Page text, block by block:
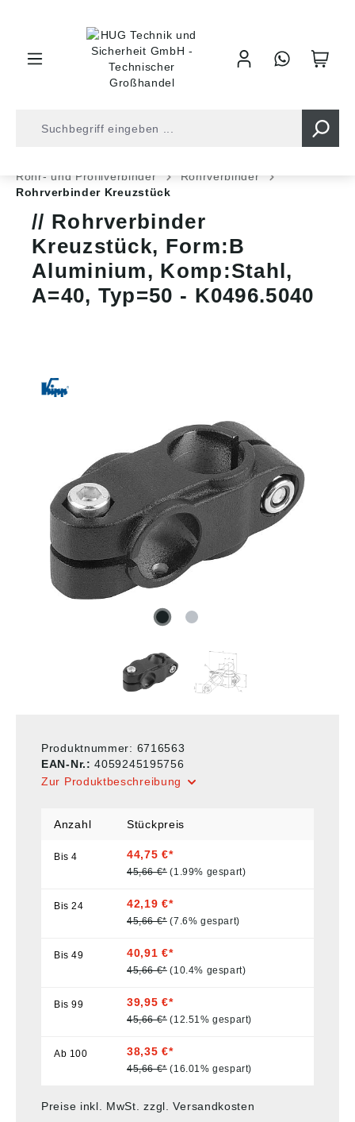
Rohr- und Profilverbinder
Rohrverbinder
Rohrverbinder Kreuzstück
Rohrverbinder
Kreuzstück, Form:B
Aluminium, Komp:Stahl,
A=40, Typ=50 - K0496.5040
Produktnummer: 6716563
EAN-Nr.:4059245195756
Zur Produktbeschreibung
Anzahl Stückpreis
Bis4 44,75 €*
45,66 €* (1.99% gespart)
Bis24 42,19 €*
45,66 €* (7.6% gespart)
Bis49 40,91 €*
45,66 €* (10.4% gespart)
Bis99 39,95 €*
45,66 €* (12.51% gespart)
Ab 100 38,35 €*
45,66 €* (16.01% gespart)
Preise inkl. MwSt. zzgl. Versandkosten